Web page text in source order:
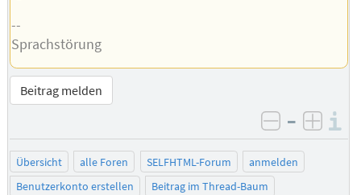
--
Sprachstörung
Beitrag melden
negativ
–
Übersicht alle Foren SELFHTML-Forum
anmelden
Benutzerkonto erstellen
Beitrag im Thread-Baum